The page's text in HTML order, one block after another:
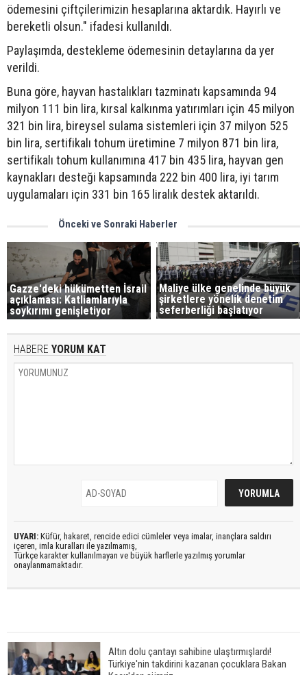
ödemesini çiftçilerimizin hesaplarına aktardık. Hayırlı ve
bereketli olsun." ifadesi kullanıldı.
Paylaşımda, destekleme ödemesinin detaylarına da yer
verildi.
Buna göre, hayvan hastalıkları tazminatı kapsamında 94
milyon 111 bin lira, kırsal kalkınma yatırımları için 45 milyon
321 bin lira, bireysel sulama sistemleri için 37 milyon 525
bin lira, sertifikalı tohum üretimine 7 milyon 871 bin lira,
sertifikalı tohum kullanımına 417 bin 435 lira, hayvan gen
kaynakları desteği kapsamında 222 bin 400 lira, iyi tarım
uygulamaları için 331 bin 165 liralık destek aktarıldı.
Önceki ve Sonraki Haberler
Gazze'deki hükümetten İsrail
açıklaması: Katliamlarıyla
soykırımı genişletiyor
Maliye ülke genelinde büyük
şirketlere yönelik denetim
seferberliği başlatıyor
HABERE YORUM KAT
UYARI: Küfür, hakaret, rencide edici cümleler veya imalar, inançlara saldırı
içeren, imla kuralları ile yazılmamış,
Türkçe karakter kullanılmayan ve büyük harflerle yazılmış yorumlar
onaylanmamaktadır.
Altın dolu çantayı sahibine ulaştırmışlardı!
Türkiye'nin takdirini kazanan çocuklara Bakan